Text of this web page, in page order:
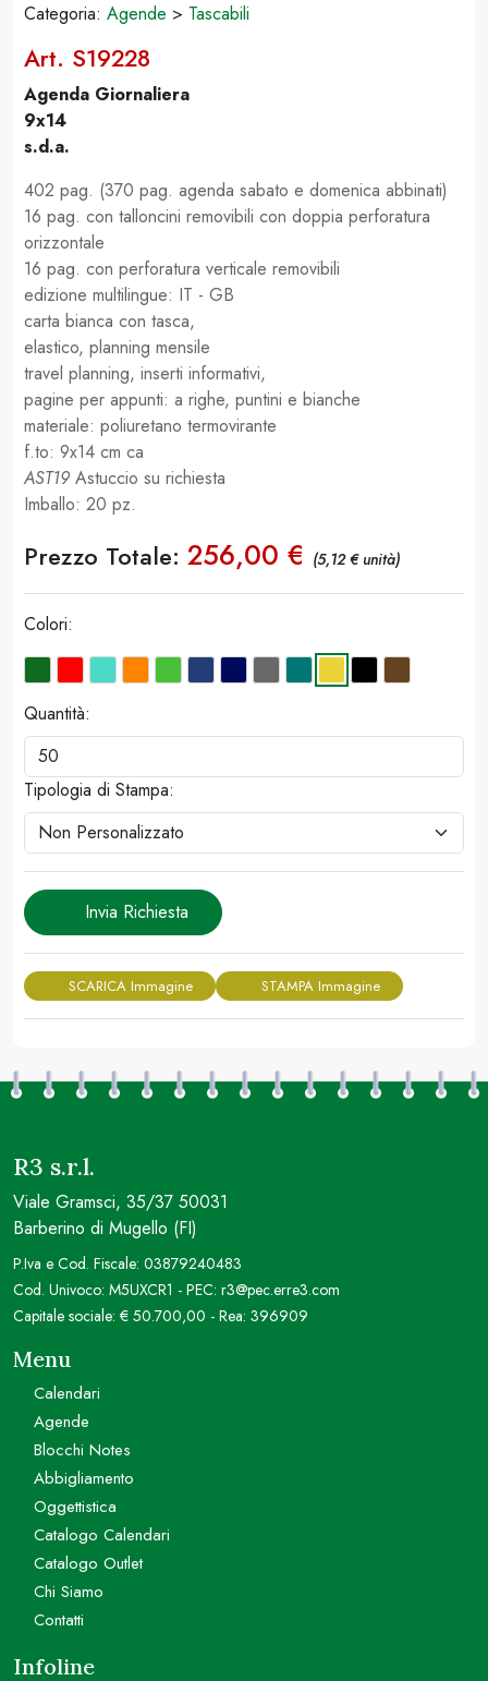
Categoria: Agende > Tascabili
Art. S19228
Agenda Giornaliera
9x14
s.d.a.
402 pag. (370 pag. agenda sabato e domenica abbinati)
16 pag. con talloncini removibili con doppia perforatura
orizzontale
16 pag. con perforatura verticale removibili
edizione multilingue: IT - GB
carta bianca con tasca,
elastico, planning mensile
travel planning, inserti informativi,
pagine per appunti: a righe, puntini e bianche
materiale: poliuretano termovirante
f.to: 9x14 cm ca
AST19 Astuccio su richiesta
Imballo: 20 pz.
Prezzo Totale: 256,00 € (5,12 € unità)
Colori:
Quantità:
Tipologia di Stampa:
Invia Richiesta
SCARICA Immagine STAMPA Immagine
R3 s.r.l.
Viale Gramsci, 35/37 50031
Barberino di Mugello (FI)
P.Iva e Cod. Fiscale: 03879240483
Cod. Univoco: M5UXCR1 - PEC: r3@pec.erre3.com
Capitale sociale: € 50.700,00 - Rea: 396909
Menu
Calendari
Agende
Blocchi Notes
Abbigliamento
Oggettistica
Catalogo Calendari
Catalogo Outlet
Chi Siamo
Contatti
Infoline